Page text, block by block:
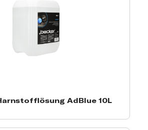
AdBlue 10L